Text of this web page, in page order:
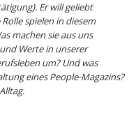
Er will geliebt
spielen in diesem
machen sie aus uns
Werte in unserer
um? Und was
eines People-Magazins?